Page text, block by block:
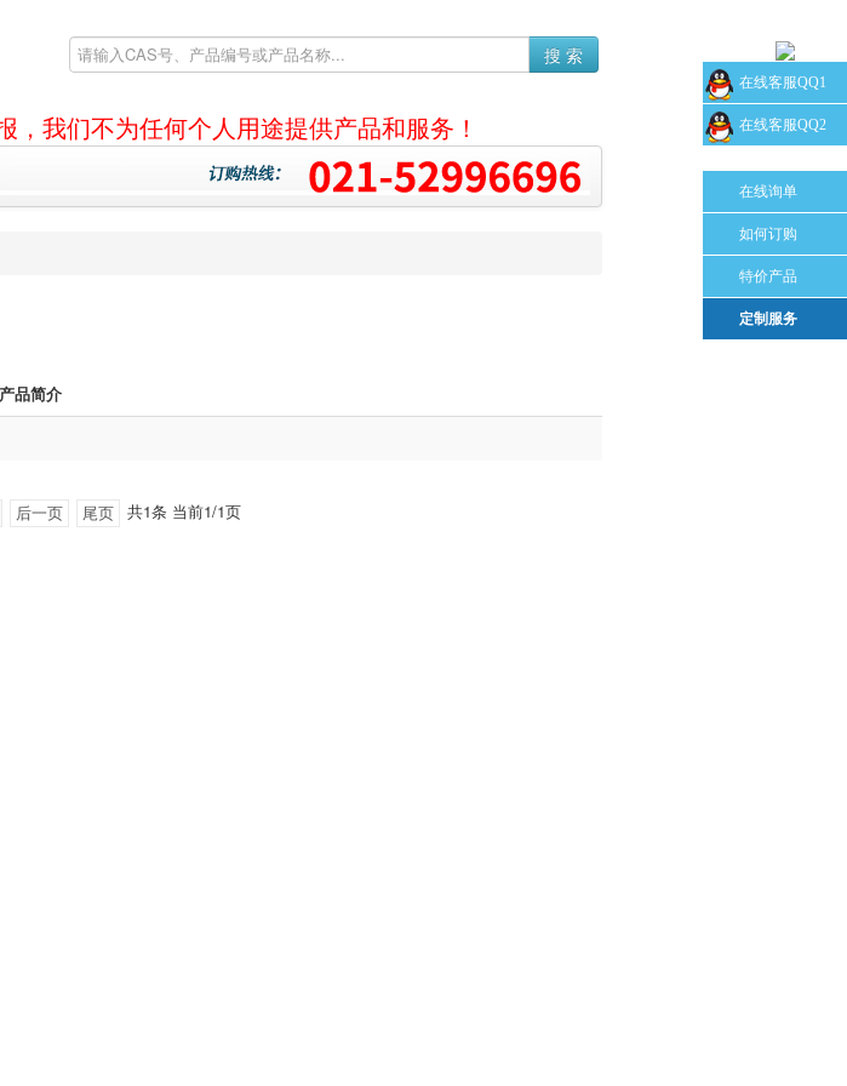
在线客服QQ1
在线客服QQ2
在线询单
如何订购
特价产品
定制服务
搜 索
我们不为任何个人用途提供产品和服务！
产品简介
共1条 当前1/1页
后一页 尾页